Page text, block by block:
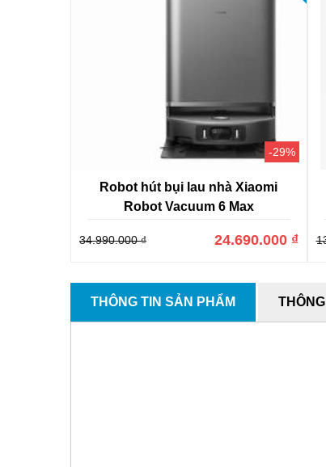
-29%
Robot hút bụi lau nhà Xiaomi
Robot Vacuum 6 Max
34.990.000 ₫ 24.690.000 ₫
THÔNG TIN SẢN PHẨM